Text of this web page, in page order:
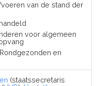
van de stand der
voor algemeen
en
(staatssecretaris